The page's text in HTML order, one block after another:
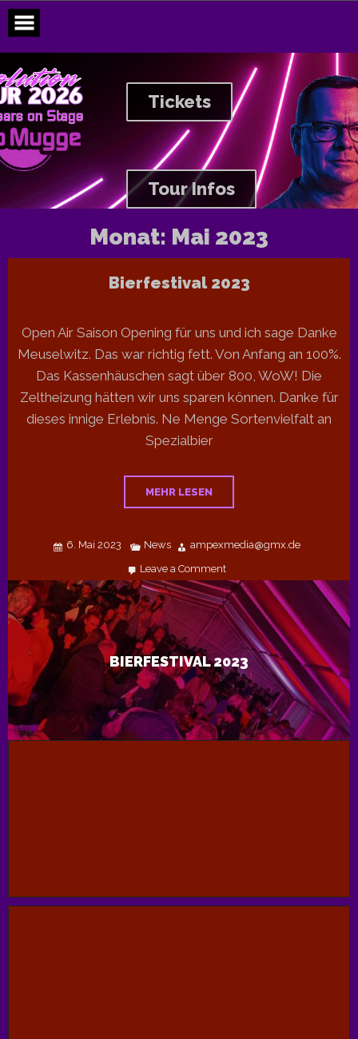
content
Tickets
Tour Infos
Monat: Mai 2023
Bierfestival 2023
Open Air Saison Opening für uns und ich sage Danke
Meuselwitz. Das war richtig fett. Von Anfang an 100%.
Das Kassenhäuschen sagt über 800, WoW! Die
Zeltheizung hätten wir uns sparen können. Danke für
dieses innige Erlebnis. Ne Menge Sortenvielfalt an
Spezialbier
MEHR LESEN
6. Mai 2023 News
ampexmedia@gmx.de
Leave a Commenton
Bierfestival
2023
BIERFESTIVAL 2023